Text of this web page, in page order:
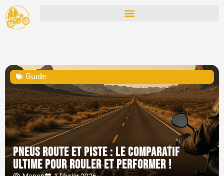
Guide
Pneus route et piste : le comparatif
ultime pour rouler et performer !